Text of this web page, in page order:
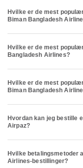
Hvilke er de mest
Biman Bangladesh
Hvilke er de mest
Bangladesh Airlines?
Hvilke er de mest
Biman Bangladesh
Hvordan kan jeg bestille
Airpaz?
Hvilke betalingsmetoder
Airlines-bestillinger?